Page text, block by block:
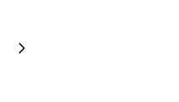
successiva